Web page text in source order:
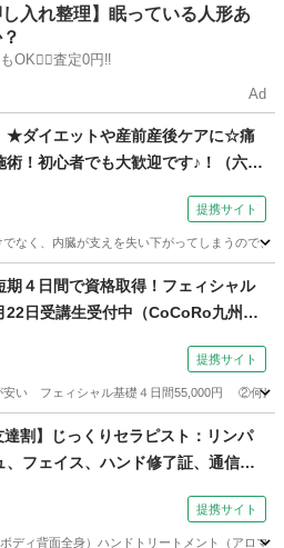
し入れ整理】眠っている人形あ
OK🙆‍♀️査定0円‼️
Ad
★ダイエットや産前産後ケアに☆痛
術！初心者でも大歓迎です♪！（六花
提携サイト
なく、内臓が支えを失い下がってしまうので
期４日間で資格取得！フェィシャル
22日受講生受付中（CoCoRo九州き
提携サイト
安い フェィシャル基礎４日間55,000円 ②何度
割】じっくりセラピスト：リンパ
、フェイス、ハンド修了証、通信講
提携サイト
ディ背面全身）ハンドトリートメント（アロ